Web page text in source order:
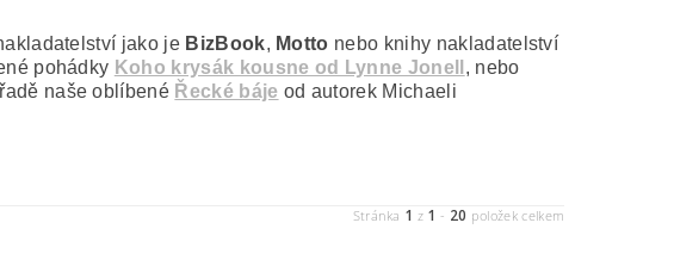
jako je BizBook, Motto nebo knihy nakladatelství
pohádky Koho krysák kousne od Lynne Jonell , nebo
naše oblíbené Řecké báje od autorek Michaeli
Stránka 1 z 1 - 20 položek celkem